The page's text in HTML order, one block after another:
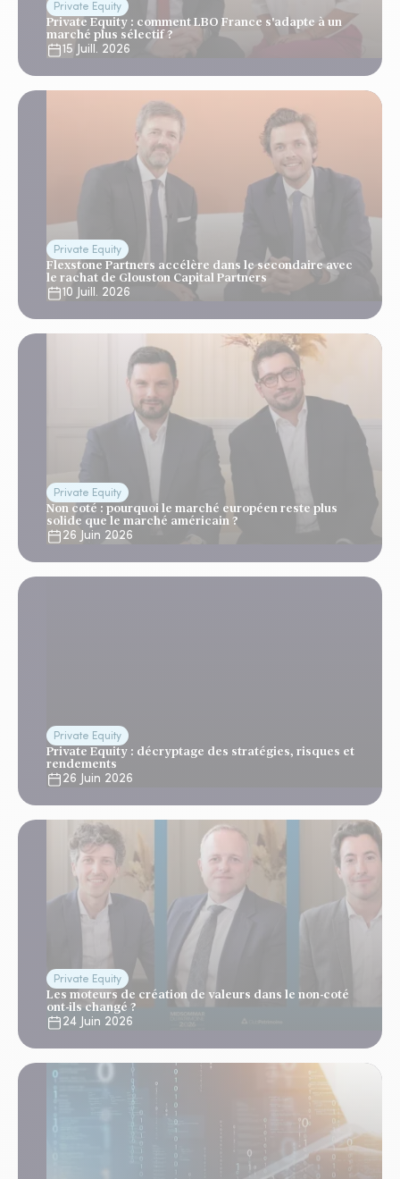
Private Equity
Private Equity : comment LBO France s'adapte à un
marché plus sélectif ?
15 Juill. 2026
Private Equity
Flexstone Partners accélère dans le secondaire avec
le rachat de Glouston Capital Partners
10 Juill. 2026
Private Equity
Non coté : pourquoi le marché européen reste plus
solide que le marché américain ?
26 Juin 2026
Private Equity
Private Equity : décryptage des stratégies, risques et
rendements
26 Juin 2026
Private Equity
Les moteurs de création de valeurs dans le non-coté
ont-ils changé ?
24 Juin 2026